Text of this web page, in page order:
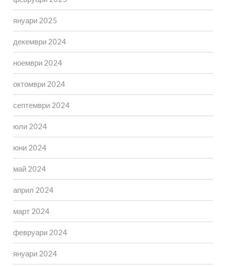
януари 2025
декември 2024
ноември 2024
октомври 2024
септември 2024
юли 2024
юни 2024
май 2024
април 2024
март 2024
февруари 2024
януари 2024